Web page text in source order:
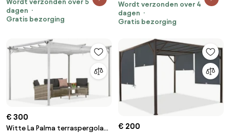
Wordt verzonden over 5
dagen
Gratis bezorging
Garden Point
Wordt verzonden over 4
dagen
Gratis bezorging
€ 300
Witte La Palma terraspergola
€ 200